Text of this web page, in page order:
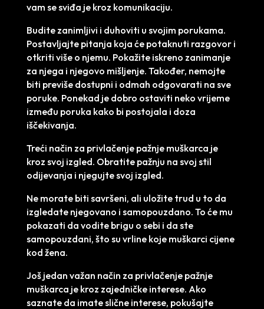
vam se sviđa je kroz komunikaciju.
Budite zanimljivi i duhoviti u svojim porukama.
Postavljajte pitanja koja će potaknuti razgovor i
otkriti više o njemu. Pokažite iskreno zanimanje
za njega i njegovo mišljenje. Također, nemojte
biti previše dostupni i odmah odgovarati na sve
poruke. Ponekad je dobro ostaviti neko vrijeme
između poruka kako bi postojala i doza
iščekivanja.
Treći način za privlačenje pažnje muškarca je
kroz svoj izgled. Obratite pažnju na svoj stil
odijevanja i njegujte svoj izgled.
Ne morate biti savršeni, ali uložite trud u to da
izgledate njegovano i samopouzdano. To će mu
pokazati da vodite brigu o sebi i da ste
samopouzdani, što su vrline koje muškarci cijene
kod žena.
Još jedan važan način za privlačenje pažnje
muškarca je kroz zajedničke interese. Ako
saznate da imate slične interese, pokušajte